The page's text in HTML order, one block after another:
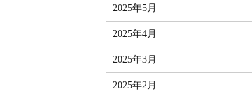
2025年5月
2025年4月
2025年3月
2025年2月